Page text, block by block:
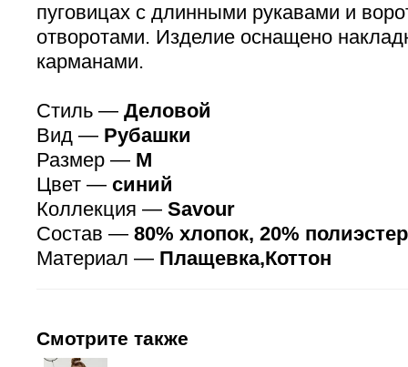
пуговицах с длинными рукавами и
отворотами. Изделие оснащено
карманами.
Стиль — Деловой
Вид — Рубашки
Размер — M
Цвет — синий
Коллекция — Savour
Состав — 80% хлопок, 20% полиэстер
Материал — Плащевка,Коттон
Смотрите также